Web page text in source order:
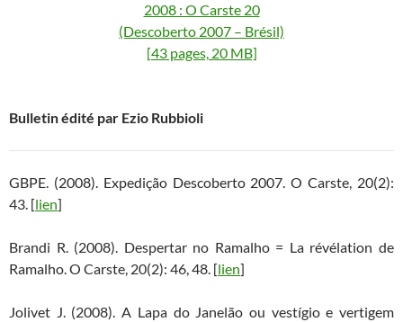
2008 : O Carste 20
(Descoberto 2007 – Brésil)
[43 pages, 20 MB]
Bulletin édité par Ezio Rubbioli
GBPE. (2008). Expedição Descoberto 2007. O Carste, 20(2):
43. [lien]
Brandi R. (2008). Despertar no Ramalho = La révélation de
Ramalho. O Carste, 20(2): 46, 48. [lien]
Jolivet J. (2008). A Lapa do Janelão ou vestígio e vertigem